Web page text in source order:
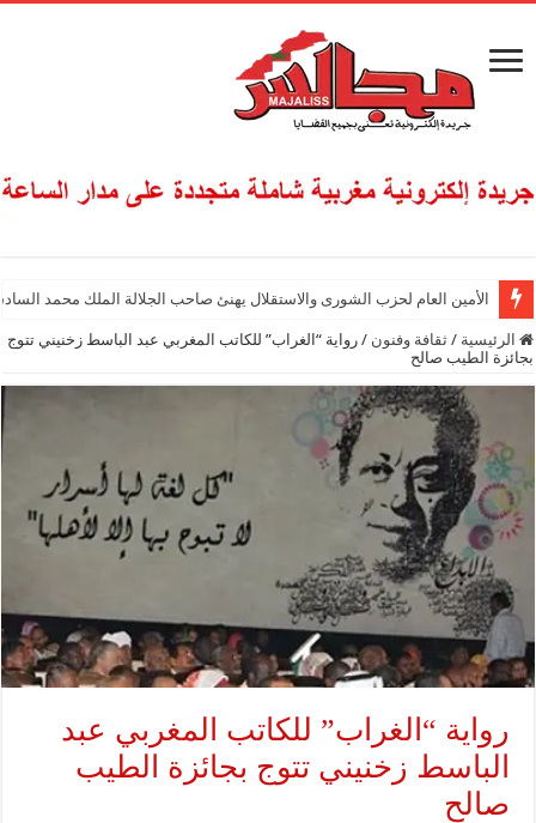
الأمين العام لحزب الشورى والاستقلال يهنئ صاحب الجلالة الملك محمد
الرئيسية / ثقافة وفنون / رواية “الغراب” للكاتب المغربي عبد الباسط زخنيني تتوج
بجائزة الطيب صالح
رواية “الغراب” للكاتب المغربي عبد
الباسط زخنيني تتوج بجائزة الطيب
صالح